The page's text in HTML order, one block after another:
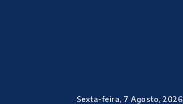
Sexta-feira, 7 Agosto, 2026